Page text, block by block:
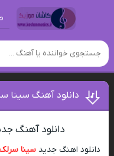
دانلود آهنگ
دانلود آهنگ
دانلود اهنگ جدیدسینا سرلک